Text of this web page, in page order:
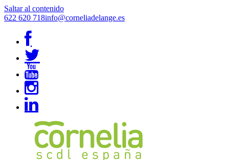
Saltar al contenido
622 620 718info@corneliadelange.es